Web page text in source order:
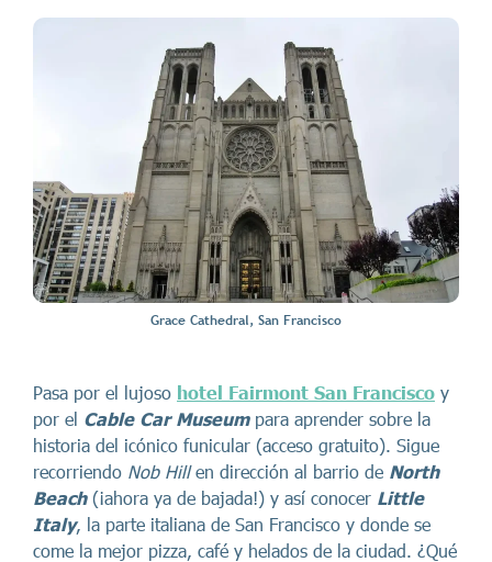
Grace Cathedral, San Francisco
Pasa por el lujoso hotel Fairmont San Francisco y
por el Cable Car Museumpara aprender sobre la
historia del icónico funicular (acceso gratuito). Sigue
recorriendo Nob Hillen dirección al barrio de North
Beach(¡ahora ya de bajada!) y así conocer Little
Italy, la parte italiana de San Francisco y donde se
come la mejor pizza, café y helados de la ciudad. ¿Qué